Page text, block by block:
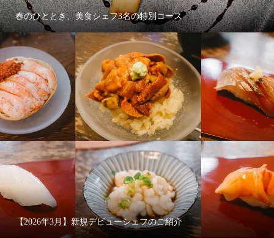
春のひととき、美食シェフ3名の特別コース
【2026年3月】新規デビューシェフのご紹介